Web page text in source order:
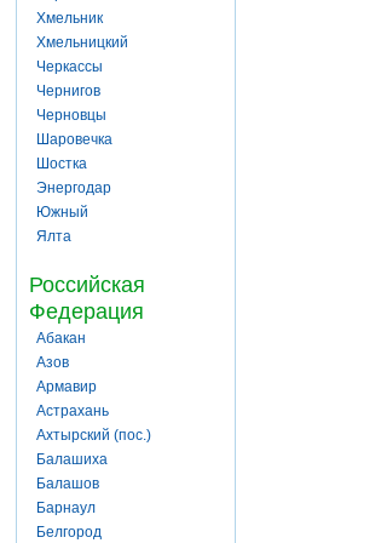
Хмельник
Хмельницкий
Черкассы
Чернигов
Черновцы
Шаровечка
Шостка
Энергодар
Южный
Ялта
Российская
Федерация
Абакан
Азов
Армавир
Астрахань
Ахтырский (пос.)
Балашиха
Балашов
Барнаул
Белгород